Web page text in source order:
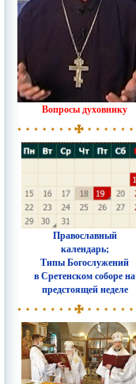
Вопросы духовнику
Православный
календарь;
Типы Богослужений
в Сретенском соборе на
предстоящей неделе